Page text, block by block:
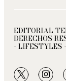
EDITORIAL
DERECHOS
- LIFESTYLES